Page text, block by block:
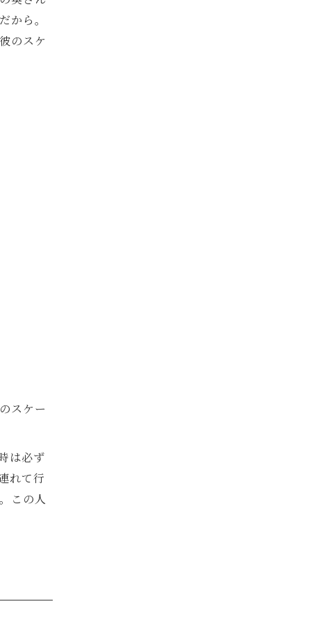
から。
のスケ
スケー
は必ず
れて行
この人